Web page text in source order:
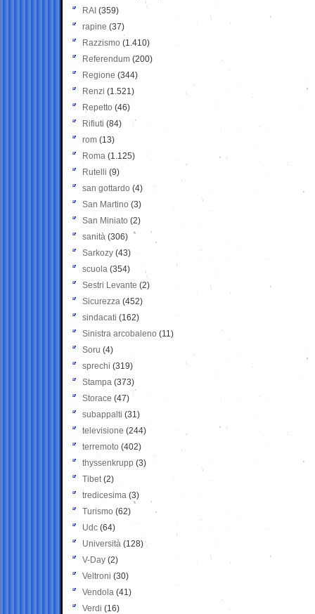
RAI (359)
rapine (37)
Razzismo (1.410)
Referendum (200)
Regione (344)
Renzi (1.521)
Repetto (46)
Rifiuti (84)
rom (13)
Roma (1.125)
Rutelli (9)
san gottardo (4)
San Martino (3)
San Miniato (2)
sanità (306)
Sarkozy (43)
scuola (354)
Sestri Levante (2)
Sicurezza (452)
sindacati (162)
Sinistra arcobaleno (11)
Soru (4)
sprechi (319)
Stampa (373)
Storace (47)
subappalti (31)
televisione(244)
terremoto (402)
thyssenkrupp (3)
Tibet(2)
tredicesima (3)
Turismo (62)
Udc (64)
Università (128)
V-Day (2)
Veltroni (30)
Vendola (41)
Verdi (16)